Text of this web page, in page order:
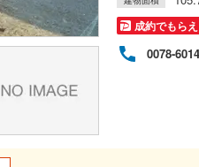
成約でもら
0078-